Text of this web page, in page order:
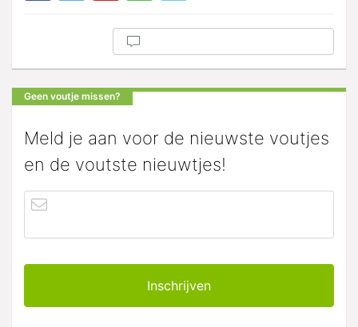
Geen voutje missen?
Meld je aan voor de nieuwste voutjes
en de voutste nieuwtjes!